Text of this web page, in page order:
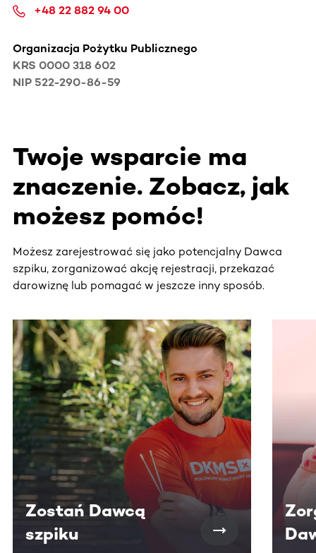
+48 22 882 94 00
Organizacja Pożytku Publicznego
KRS 0000 318 602
NIP 522-290-86-59
Twoje wsparcie ma
znaczenie. Zobacz, jak
możesz pomóc!
Możesz zarejestrować się jako potencjalny Dawca
szpiku, zorganizować akcję rejestracji, przekazać
darowiznę lub pomagać w jeszcze inny sposób.
Ta sekcja zawiera treści przewijane w poziomie. Użyj
Zostań Dawcą
szpiku